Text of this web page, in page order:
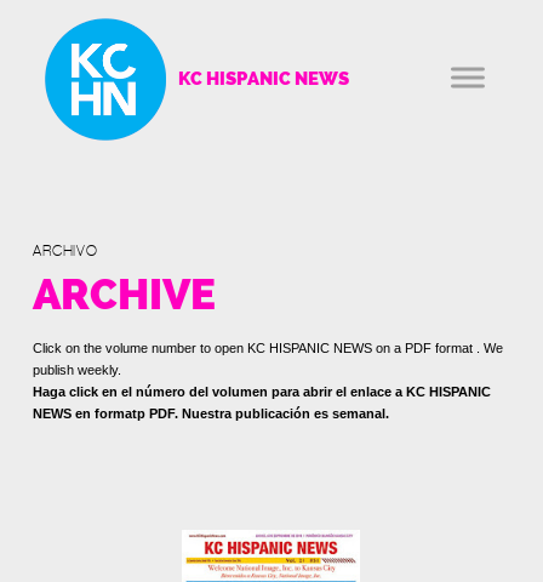
KC HISPANIC NEWS
ARCHIVO
ARCHIVE
Click on the volume number to open KC HISPANIC NEWS on a PDF format . We
publish weekly.
Haga click en el número del volumen para abrir el enlace a KC HISPANIC
NEWS en formatp PDF. Nuestra publicación es semanal.